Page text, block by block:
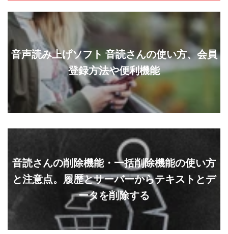
音声読み上げソフト 音読さんの使い方、会員
登録方法や便利機能
音読さんの削除機能・一括削除機能の使い方
と注意点。履歴とサーバーからテキストとデ
ータを削除する